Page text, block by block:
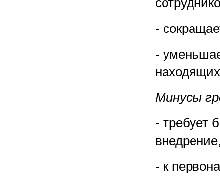
-
-
Минусы
- требует
- к